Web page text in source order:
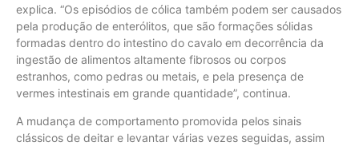
explica. “Os episódios de cólica também podem ser causados
pela produção de enterólitos, que são formações sólidas
formadas dentro do intestino do cavalo em decorrência da
ingestão de alimentos altamente fibrosos ou corpos
estranhos, como pedras ou metais, e pela presença de
vermes intestinais em grande quantidade”, continua.
A mudança de comportamento promovida pelos sinais
clássicos de deitar e levantar várias vezes seguidas, assim